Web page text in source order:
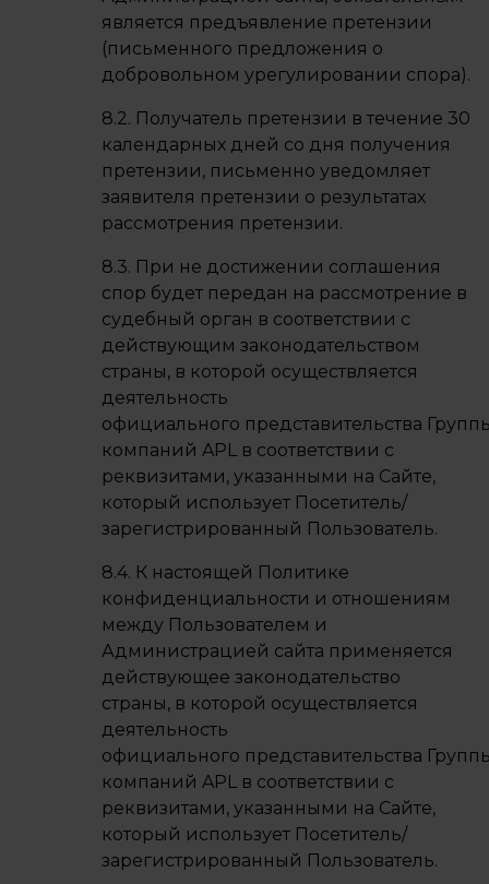
является предъявление претензии
(письменного предложения о
добровольном урегулировании спора).
8.2. Получатель претензии в течение 30
календарных дней со дня получения
претензии, письменно уведомляет
заявителя претензии о результатах
рассмотрения претензии.
8.3. При не достижении соглашения
спор будет передан на рассмотрение в
судебный орган в соответствии с
действующим законодательством
страны, в которой осуществляется
деятельность
официального представительства
компаний APL в соответствии с
реквизитами, указанными на Сайте,
который использует Посетитель/
зарегистрированный Пользователь.
8.4. К настоящей Политике
конфиденциальности и отношениям
между Пользователем и
Администрацией сайта применяется
действующее законодательство
страны, в которой осуществляется
деятельность
официального представительства
компаний APL в соответствии с
реквизитами, указанными на Сайте,
который использует Посетитель/
зарегистрированный Пользователь.